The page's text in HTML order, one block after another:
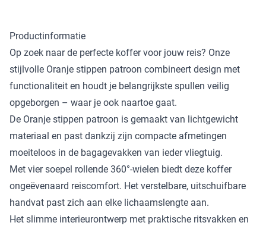
Productinformatie
Op zoek naar de perfecte koffer voor jouw reis? Onze
stijlvolle Oranje stippen patroon combineert design met
functionaliteit en houdt je belangrijkste spullen veilig
opgeborgen – waar je ook naartoe gaat.
De Oranje stippen patroon is gemaakt van lichtgewicht
materiaal en past dankzij zijn compacte afmetingen
moeiteloos in de bagagevakken van ieder vliegtuig.
Met vier soepel rollende 360°-wielen biedt deze koffer
ongeëvenaard reiscomfort. Het verstelbare, uitschuifbare
handvat past zich aan elke lichaamslengte aan.
Het slimme interieurontwerp met praktische ritsvakken en